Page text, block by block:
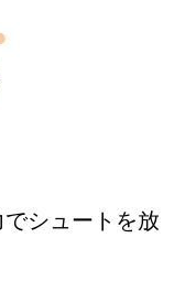
シュートを放